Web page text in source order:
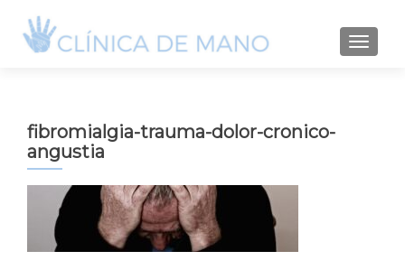
fibromialgia-trauma-dolor-cronico-
angustia